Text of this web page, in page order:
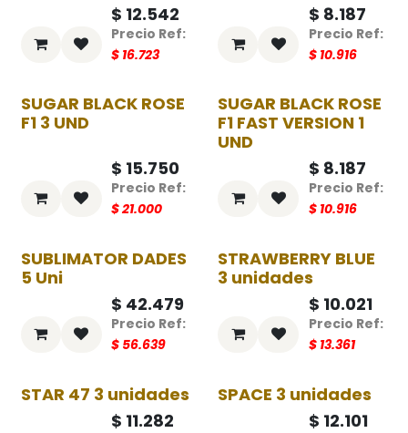
$ 12.542
$ 16.723
$ 8.187
$ 10.916
-25%
SUGAR BLACK ROSE
F1 3 UND
$ 15.750
$21.000
-25%
SUGAR BLACK ROSE
F1 FAST VERSION 1
UND
$ 8.187
$ 10.916
-25%
SUBLIMATOR DADES
5 Uni
$ 42.479
$ 56.639
-25%
STRAWBERRY BLUE
3 unidades
$ 10.021
$ 13.361
-25%
STAR 47 3 unidades
$ 11.282
-25%
SPACE 3 unidades
$ 12.101